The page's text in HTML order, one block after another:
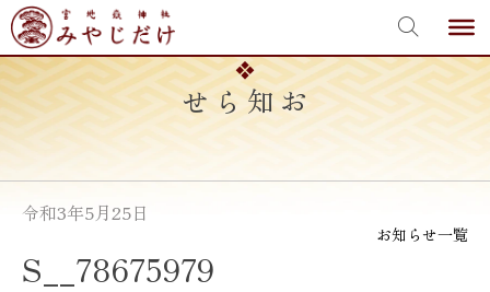
Skip
to
content
お知らせ
令和3年5月25日
お知らせ一覧
S__78675979